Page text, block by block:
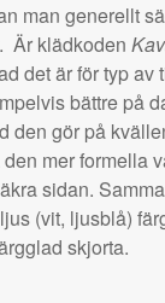
man generellt
Är klädkoden
det är för typ av
bättre på
den gör på
mer formella
sidan.
(vit, ljusblå)
skjorta.